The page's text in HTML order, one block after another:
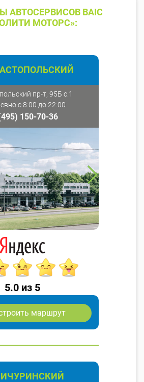
АВТОСЕРВИСОВ BAIC
МОТОРС»:
пр-т, 95Б с.1
с 8:00 до 22:00
150-70-36
5.0 из 5
маршрут